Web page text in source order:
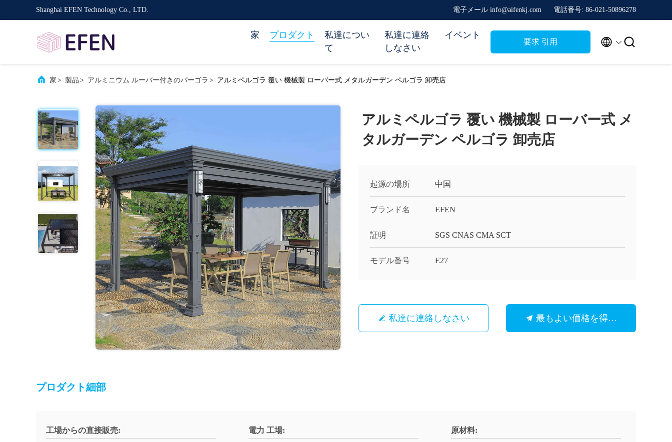
Shanghai EFEN Technology Co., LTD. 電子メール info@aifenkj.com 電話番号: 86-021-50896278
家 プロダクト
私達につい
て
私達に連絡
しなさい
イベント
要求 引用  
家 > 製品 > アルミニウム ルーバー付きのパーゴラ > アルミペルゴラ 覆い 機械製 ローバー式 メタルガーデン ペルゴラ 卸売店
アルミペルゴラ 覆い 機械製 ローバー式 メ
タルガーデン ペルゴラ 卸売店
起源の場所 中国
ブランド名 EFEN
証明 SGS CNAS CMA SCT
モデル番号 E27
私達に連絡しなさい 最もよい価格を得なさい
プロダクト細部
工場からの直接販売: 電力 工場: 原材料: